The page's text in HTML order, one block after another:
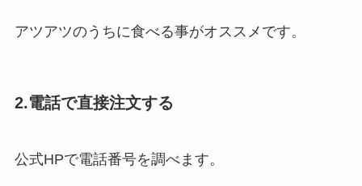
アツアツのうちに食べる事がオススメです。
2.電話で直接注文する
公式HPで電話番号を調べます。